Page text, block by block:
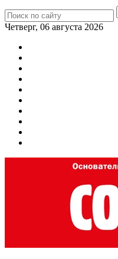
Четверг, 06 августа 2026